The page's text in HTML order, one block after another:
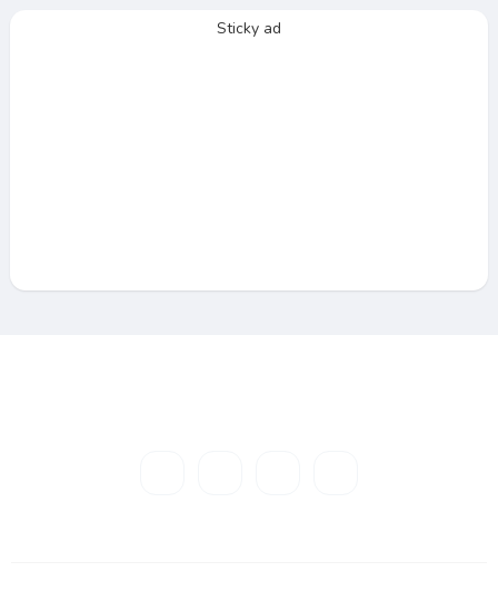
Sticky ad